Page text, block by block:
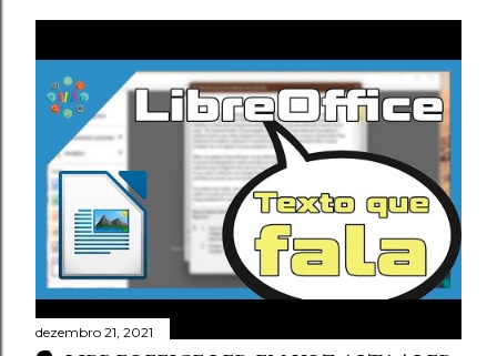
dezembro 21, 2021